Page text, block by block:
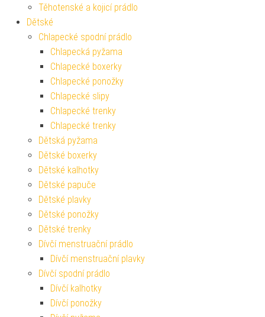
Těhotenské a kojicí prádlo
Dětské
Chlapecké spodní prádlo
Chlapecká pyžama
Chlapecké boxerky
Chlapecké ponožky
Chlapecké slipy
Chlapecké trenky
Chlapecké trenky
Dětská pyžama
Dětské boxerky
Dětské kalhotky
Dětské papuče
Dětské plavky
Dětské ponožky
Dětské trenky
Dívčí menstruační prádlo
Dívčí menstruační plavky
Dívčí spodní prádlo
Dívčí kalhotky
Dívčí ponožky